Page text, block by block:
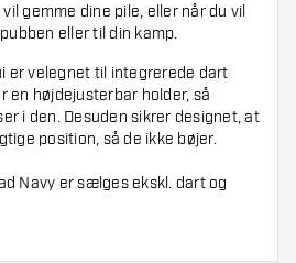
gemme dine pile, eller når du vil
eller til din kamp.
er velegnet til integrerede dart
en højdejusterbar holder, så
i den. Desuden sikrer designet, at
position, så de ikke bøjer.
Navy er sælges ekskl. dart og